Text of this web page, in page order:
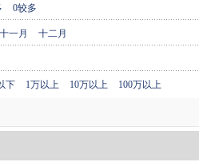
0较多
十一月 十二月
下 1万以上 10万以上 100万以上